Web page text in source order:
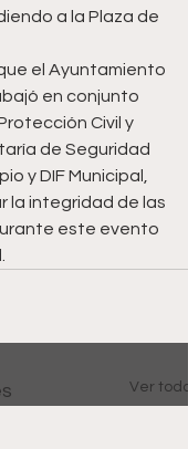
a la Plaza de
el Ayuntamiento
en conjunto
Civil y
de Seguridad
y DIF Municipal,
la integridad de las
este evento
Ver todo